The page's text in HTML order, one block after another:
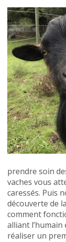
prendre soin
vaches vous
caressés. Puis
découverte de
comment
alliant
réaliser un